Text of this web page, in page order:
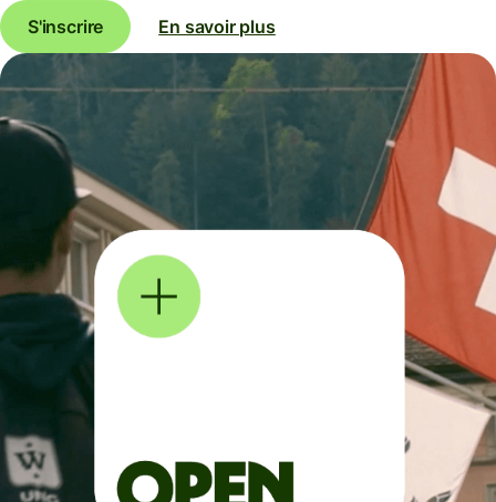
S'inscrire
En savoir plus